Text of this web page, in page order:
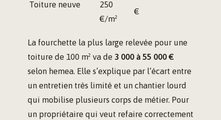
Toiture neuve
250
€/m²
€
La fourchette la plus large relevée pour une
toiture de 100 m² va de 3 000 à 55 000 €
selon hemea. Elle s’explique par l’écart entre
un entretien très limité et un chantier lourd
qui mobilise plusieurs corps de métier. Pour
un propriétaire qui veut refaire correctement